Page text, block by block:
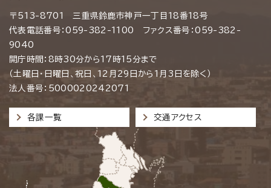
〒513-8701 三重県鈴鹿市神戸一丁目18番18号
代表電話番号：059-382-1100 ファクス番号：059-382-
9040
開庁時間：8時30分から17時15分まで
（土曜日・日曜日、祝日、12月29日から1月3日を除く）
法人番号：5000020242071
各課一覧 交通アクセス